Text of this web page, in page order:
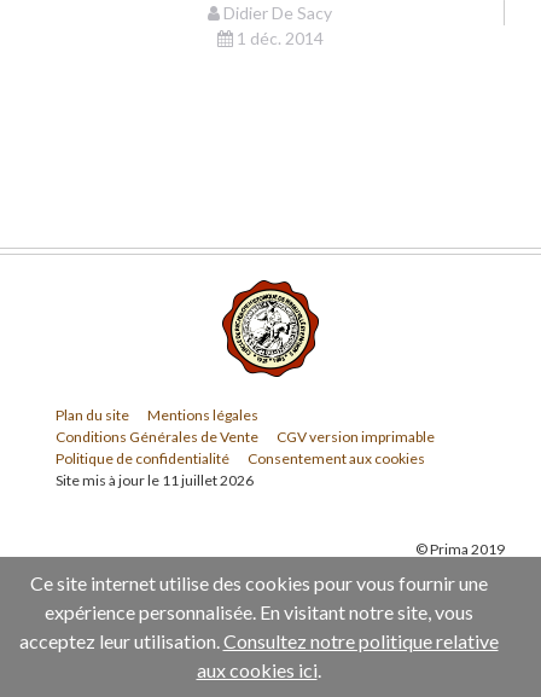
Didier De Sacy
1 déc. 2014
Plan du site
Mentions légales
Conditions Générales de Vente
CGV version imprimable
Politique de confidentialité
Consentement aux cookies
Site mis à jour le 11 juillet 2026
© Prima 2019
Ce site internet utilise des cookies pour vous fournir une
expérience personnalisée. En visitant notre site, vous
acceptez leur utilisation.Consultez notre politique relative
aux cookies ici.